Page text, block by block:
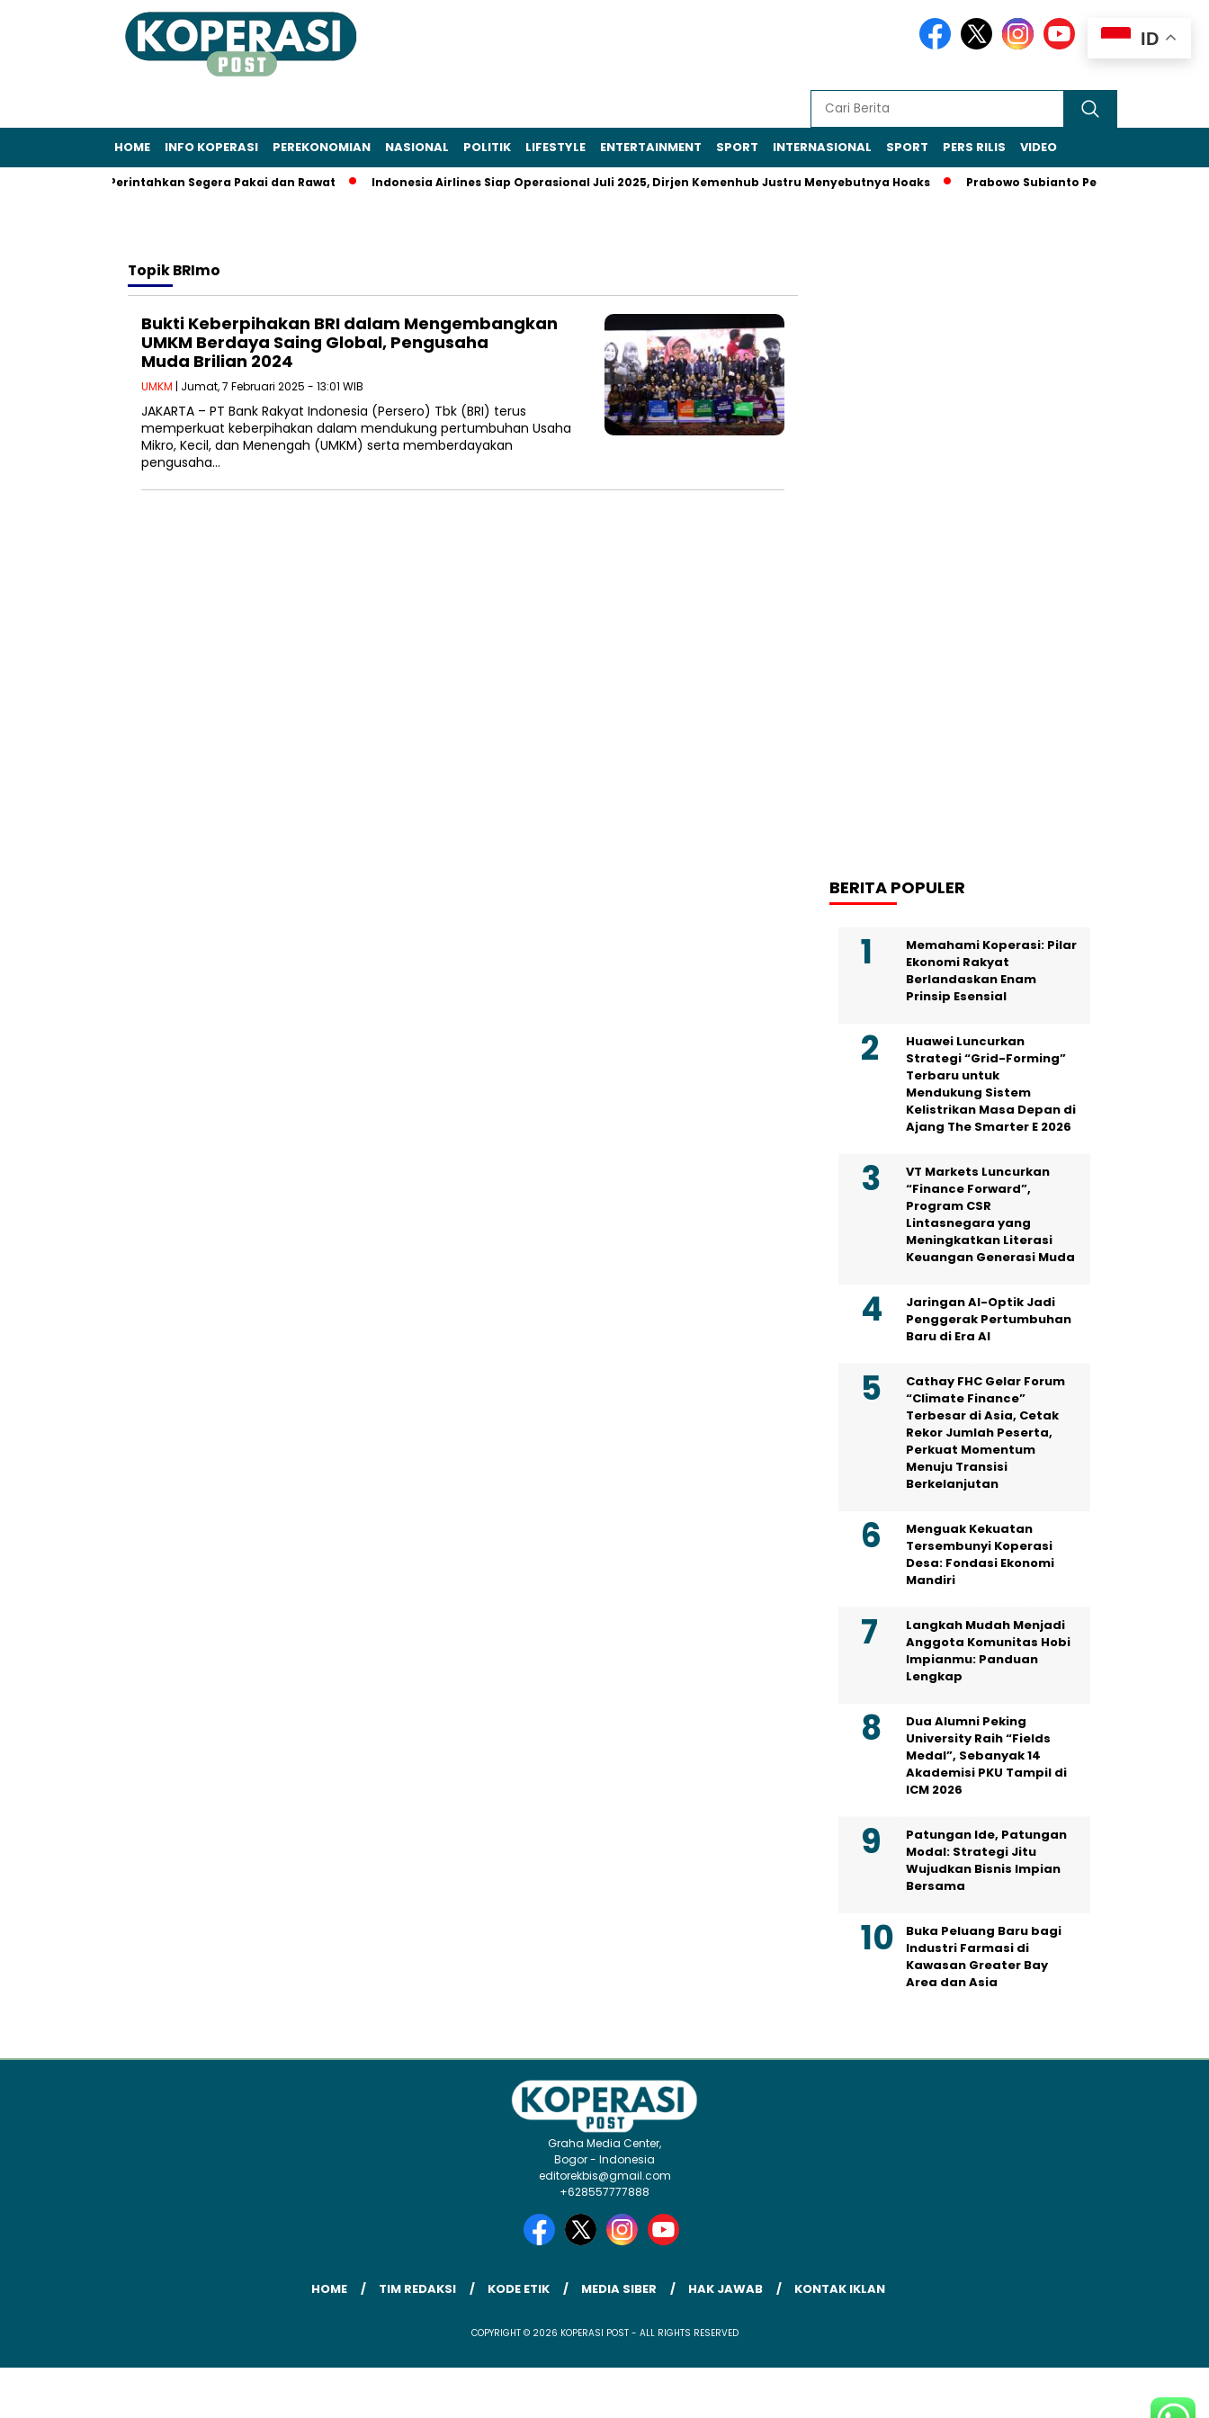
HOME INFO KOPERASI PEREKONOMIAN NASIONAL POLITIK LIFESTYLE ENTERTAINMENT SPORT INTERNASIONAL SPORT PERS RILIS VIDEO
Sudaryono Perintahkan Segera Pakai dan Rawat Indonesia Airlines Siap Operasional Juli 2025, Dirjen Kemenhub Justru Menyebutnya Hoaks Prabowo Subianto Perkuat Peran
TopikBRImo
Bukti Keberpihakan BRI dalam Mengembangkan
UMKM Berdaya Saing Global, Pengusaha
Muda Brilian 2024
UMKM | Jumat, 7 Februari 2025 - 13:01 WIB
JAKARTA – PT Bank Rakyat Indonesia (Persero) Tbk (BRI) terus
memperkuat keberpihakan dalam mendukung pertumbuhan Usaha
Mikro, Kecil, dan Menengah (UMKM) serta memberdayakan
pengusaha…
BERITA POPULER
Memahami Koperasi: Pilar
Ekonomi Rakyat
Berlandaskan Enam
Prinsip Esensial
Huawei Luncurkan
Strategi “Grid-Forming”
Terbaru untuk
Mendukung Sistem
Kelistrikan Masa Depan di
Ajang The Smarter E 2026
VT Markets Luncurkan
“Finance Forward”,
Program CSR
Lintasnegara yang
Meningkatkan Literasi
Keuangan Generasi Muda
Jaringan AI-Optik Jadi
Penggerak Pertumbuhan
Baru di Era AI
Cathay FHC Gelar Forum
“Climate Finance”
Terbesar di Asia, Cetak
Rekor Jumlah Peserta,
Perkuat Momentum
Menuju Transisi
Berkelanjutan
Menguak Kekuatan
Tersembunyi Koperasi
Desa: Fondasi Ekonomi
Mandiri
Langkah Mudah Menjadi
Anggota Komunitas Hobi
Impianmu: Panduan
Lengkap
Dua Alumni Peking
University Raih “Fields
Medal”, Sebanyak 14
Akademisi PKU Tampil di
ICM 2026
Patungan Ide, Patungan
Modal: Strategi Jitu
Wujudkan Bisnis Impian
Bersama
Buka Peluang Baru bagi
Industri Farmasi di
Kawasan Greater Bay
Area dan Asia
ID
Graha Media Center,
Bogor - Indonesia
editorekbis@gmail.com
+628557777888
HOME TIM REDAKSI KODE ETIK MEDIA SIBER HAK JAWAB KONTAK IKLAN
COPYRIGHT © 2026 KOPERASI POST - ALL RIGHTS RESERVED